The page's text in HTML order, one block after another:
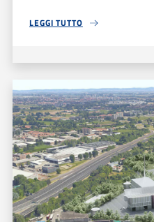
LEGGI TUTTO